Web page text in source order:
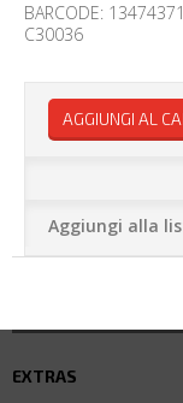
BARCODE:
C30036
AGGIUNGI AL
Aggiungi alla
EXTRAS